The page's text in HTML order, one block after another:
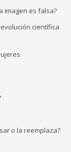
imagen es falsa?
científica
o la reemplaza?